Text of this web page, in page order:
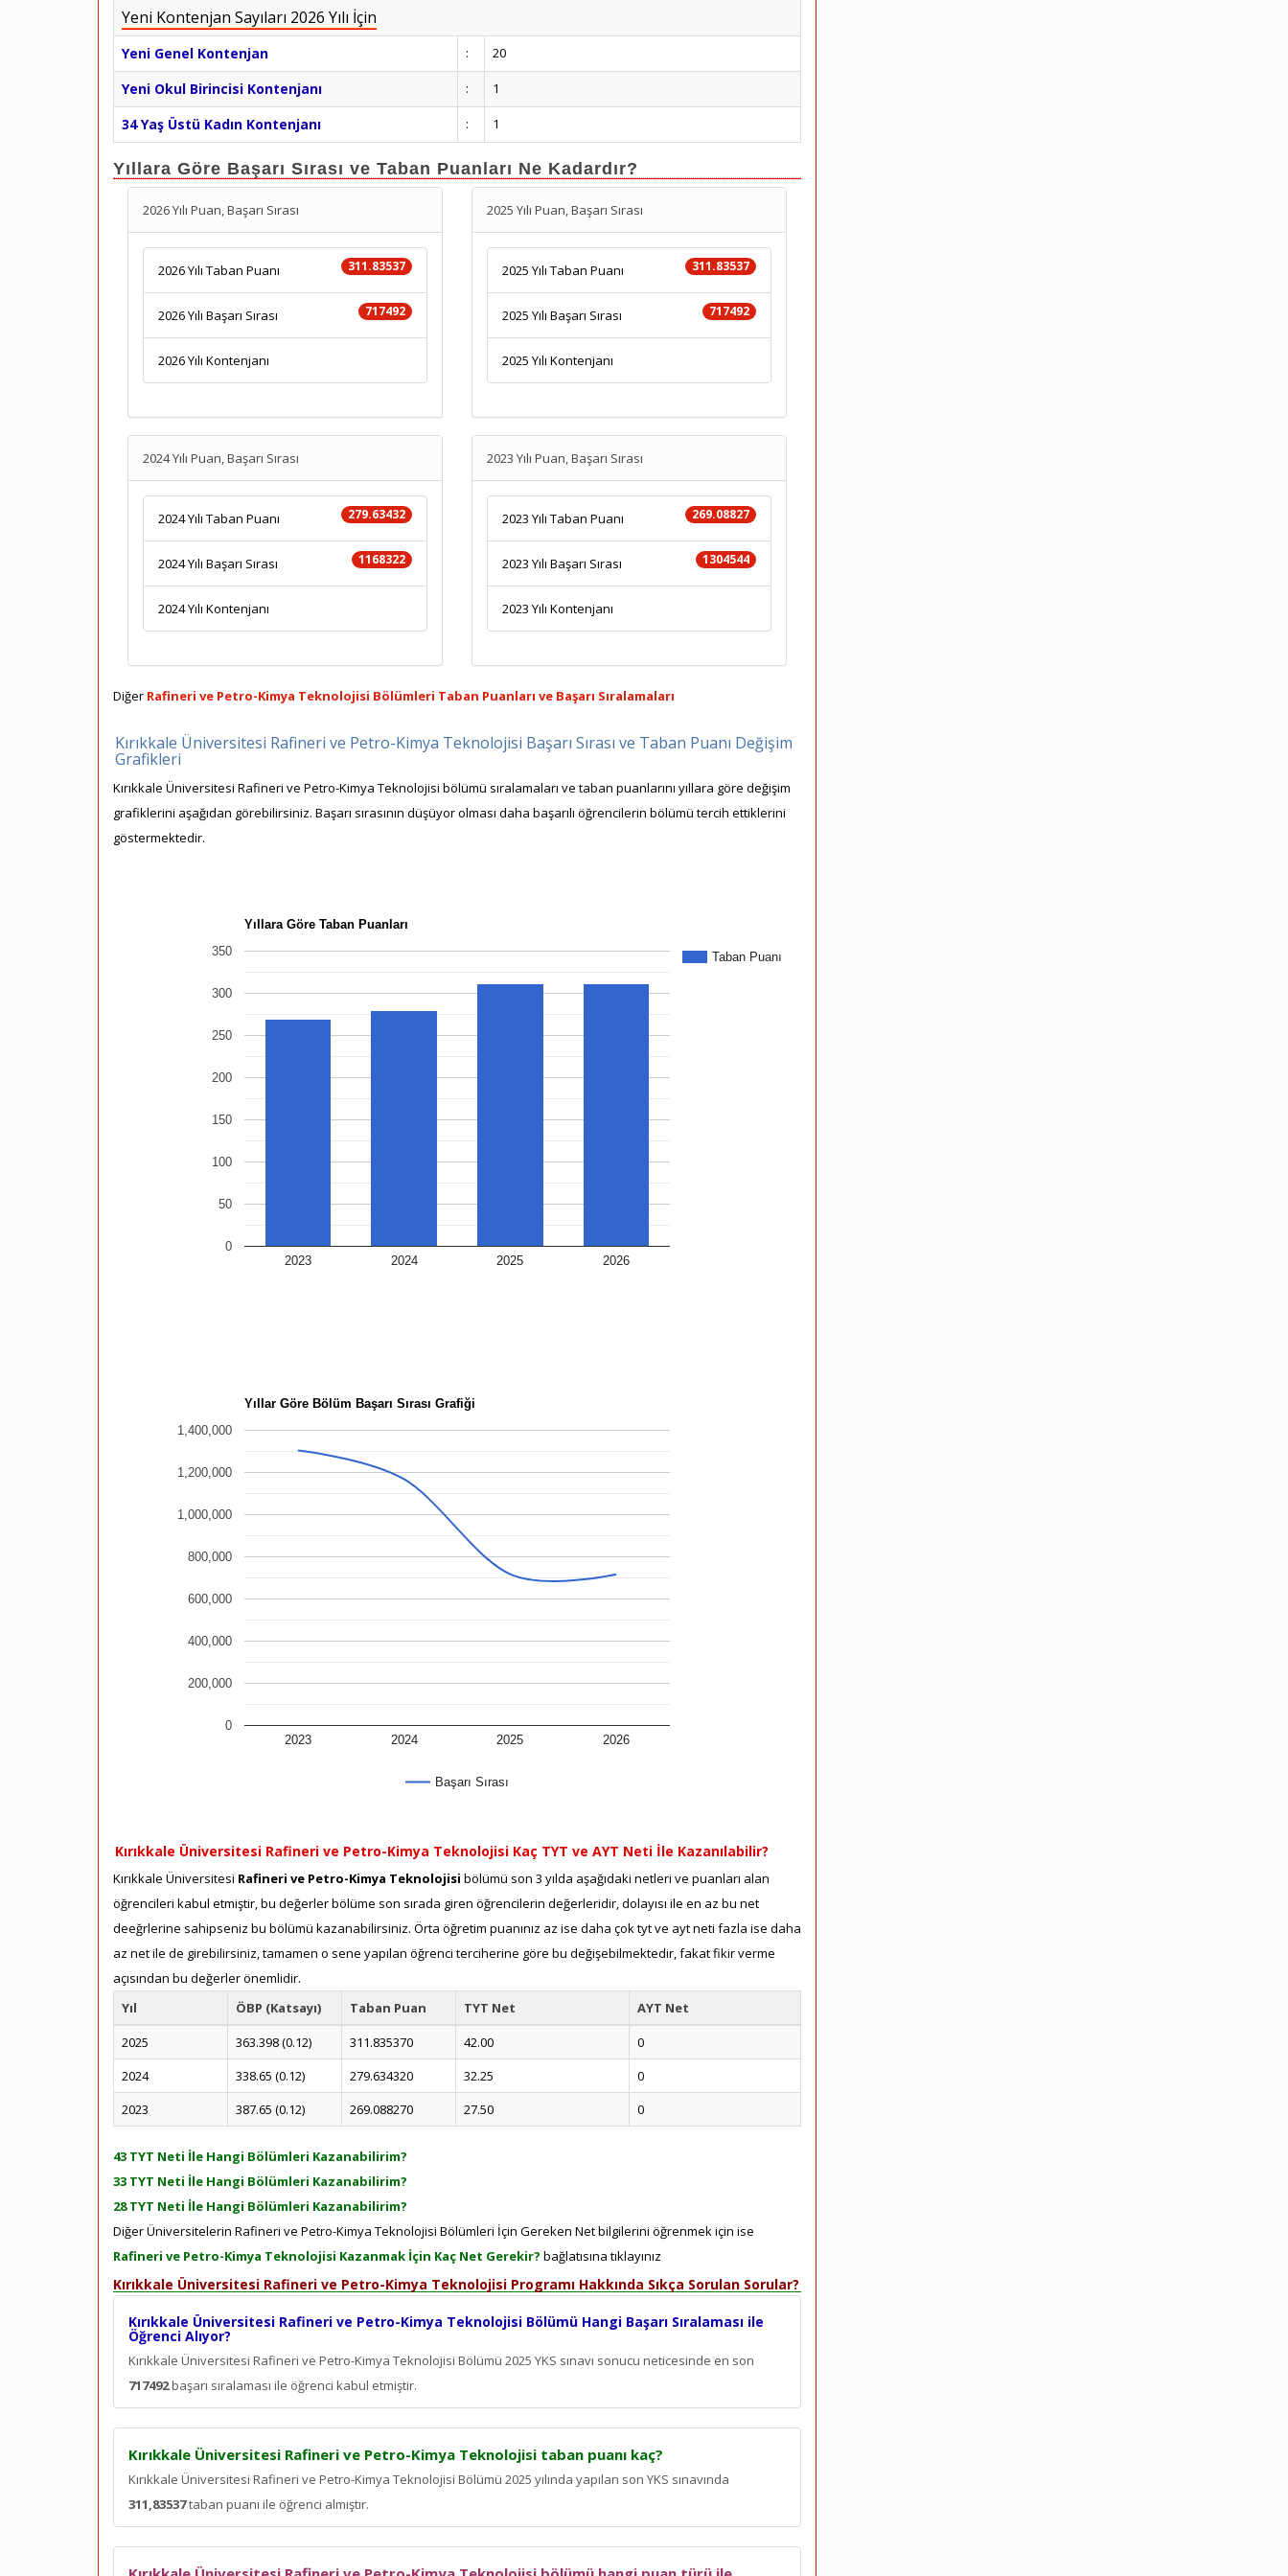
Yeni Kontenjan Sayıları 2026 Yılı İçin
Yeni Genel Kontenjan : 20
Yeni Okul Birincisi Kontenjanı : 1
34 Yaş Üstü Kadın Kontenjanı : 1
Yıllara Göre Başarı Sırası ve Taban Puanları Ne Kadardır?
2026 Yılı Puan, Başarı Sırası
311.83537
2026 Yılı Taban Puanı
717492
2026 Yılı Başarı Sırası
2026 Yılı Kontenjanı
2025 Yılı Puan, Başarı Sırası
311.83537
2025 Yılı Taban Puanı
717492
2025 Yılı Başarı Sırası
2025 Yılı Kontenjanı
2024 Yılı Puan, Başarı Sırası
279.63432
2024 Yılı Taban Puanı
1168322
2024 Yılı Başarı Sırası
2024 Yılı Kontenjanı
2023 Yılı Puan, Başarı Sırası
269.08827
2023 Yılı Taban Puanı
1304544
2023 Yılı Başarı Sırası
2023 Yılı Kontenjanı
Diğer Rafineri ve Petro-Kimya Teknolojisi Bölümleri Taban Puanları ve Başarı Sıralamaları
Kırıkkale Üniversitesi Rafineri ve Petro-Kimya Teknolojisi Başarı Sırası ve Taban Puanı Değişim
Grafikleri
Kırıkkale Üniversitesi Rafineri ve Petro-Kimya Teknolojisi bölümü sıralamaları ve taban puanlarını yıllara göre değişim
grafiklerini aşağıdan görebilirsiniz. Başarı sırasının düşüyor olması daha başarılı öğrencilerin bölümü tercih ettiklerini
göstermektedir.
Yıllara Göre Taban Puanları
Taban Puanı
2023 2024 2025 2026
0
50
100
150
200
250
300
350
Yıllar Göre Bölüm Başarı Sırası Grafiği
Başarı Sırası
2023 2024 2025 2026
0
200,000
400,000
600,000
800,000
1,000,000
1,200,000
1,400,000
Kırıkkale Üniversitesi Rafineri ve Petro-Kimya Teknolojisi Kaç TYT ve AYT Neti İle Kazanılabilir?
Kırıkkale Üniversitesi Rafineri ve Petro-Kimya Teknolojisi bölümü son 3 yılda aşağıdaki netleri ve puanları alan
öğrencileri kabul etmiştir, bu değerler bölüme son sırada giren öğrencilerin değerleridir, dolayısı ile en az bu net
deeğrlerine sahipseniz bu bölümü kazanabilirsiniz. Örta öğretim puanınız az ise daha çok tyt ve ayt neti fazla ise daha
az net ile de girebilirsiniz, tamamen o sene yapılan öğrenci terciherine göre bu değişebilmektedir, fakat fikir verme
açısından bu değerler önemlidir.
Yıl
ÖBP (Katsayı) Taban Puan TYT Net
AYT Net
2025
363.398 (0.12) 311.835370 42.00
0
2024
338.65 (0.12) 279.634320 32.25
0
2023
387.65 (0.12) 269.088270 27.50 0
43 TYT Neti İle Hangi Bölümleri Kazanabilirim?
33 TYT Neti İle Hangi Bölümleri Kazanabilirim?
28 TYT Neti İle Hangi Bölümleri Kazanabilirim?
Diğer Üniversitelerin Rafineri ve Petro-Kimya Teknolojisi Bölümleri İçin Gereken Net bilgilerini öğrenmek için ise
Rafineri ve Petro-Kimya Teknolojisi Kazanmak İçin Kaç Net Gerekir? bağlatısına tıklayınız
Kırıkkale Üniversitesi Rafineri ve Petro-Kimya Teknolojisi Programı Hakkında Sıkça Sorulan Sorular?
Kırıkkale Üniversitesi Rafineri ve Petro-Kimya Teknolojisi Bölümü Hangi Başarı Sıralaması ile
Öğrenci Alıyor?
Kırıkkale Üniversitesi Rafineri ve Petro-Kimya Teknolojisi Bölümü 2025 YKS sınavı sonucu neticesinde en son
717492başarı sıralaması ile öğrenci kabul etmiştir.
Kırıkkale Üniversitesi Rafineri ve Petro-Kimya Teknolojisi taban puanı kaç?
Kırıkkale Üniversitesi Rafineri ve Petro-Kimya Teknolojisi Bölümü 2025 yılında yapılan son YKS sınavında
311,83537taban puanı ile öğrenci almıştır.